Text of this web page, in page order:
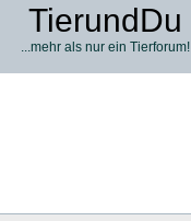
TierundDu
...mehr als nur ein Tierforum!